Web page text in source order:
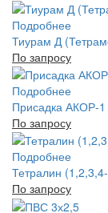
Подробнее
Тиурам Д
По запросу
Подробнее
Присадка АКОР-1
По запросу
Подробнее
Тетралин
По запросу